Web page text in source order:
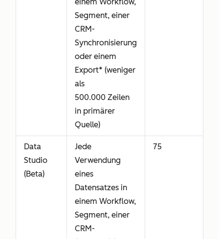
Segment, einer
CRM-
Synchronisierung
oder einem
Export* (weniger
als
500.000 Zeilen
in primärer
Quelle)
Data
Studio
(Beta)
Jede
Verwendung
eines
Datensatzes in
einem Workflow,
Segment, einer
CRM-
75